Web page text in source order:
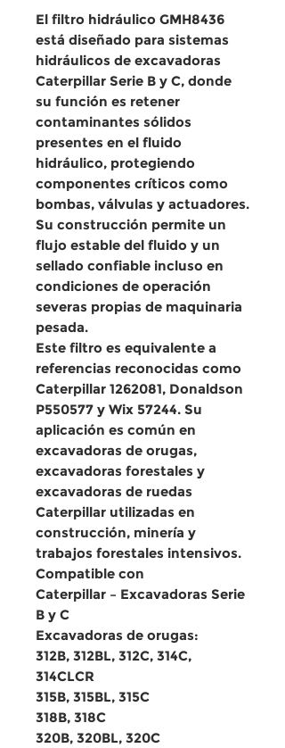
El filtro hidráulico GMH8436
está diseñado para sistemas
hidráulicos de excavadoras
Caterpillar Serie B y C, donde
su función es retener
contaminantes sólidos
presentes en el fluido
hidráulico, protegiendo
componentes críticos como
bombas, válvulas y actuadores.
Su construcción permite un
flujo estable del fluido y un
sellado confiable incluso en
condiciones de operación
severas propias de maquinaria
pesada.
Este filtro es equivalente a
referencias reconocidas como
Caterpillar 1262081, Donaldson
P550577 y Wix 57244. Su
aplicación es común en
excavadoras de orugas,
excavadoras forestales y
excavadoras de ruedas
Caterpillar utilizadas en
construcción, minería y
trabajos forestales intensivos.
Compatible con
Caterpillar – Excavadoras Serie
B y C
Excavadoras de orugas:
312B, 312BL, 312C, 314C,
314CLCR
315B, 315BL, 315C
318B, 318C
320B, 320BL, 320C